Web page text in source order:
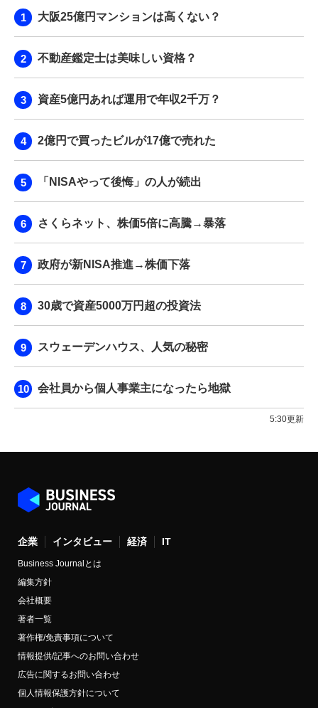
大阪25億円マンションは高くない？
不動産鑑定士は美味しい資格？
資産5億円あれば運用で年収2千万？
2億円で買ったビルが17億で売れた
「NISAやって後悔」の人が続出
さくらネット、株価5倍に高騰→暴落
政府が新NISA推進→株価下落
30歳で資産5000万円超の投資法
スウェーデンハウス、人気の秘密
会社員から個人事業主になったら地獄
5:30更新
企業 インタビュー 経済 IT
Business Journalとは
編集方針
会社概要
著者一覧
著作権/免責事項について
情報提供/記事へのお問い合わせ
広告に関するお問い合わせ
個人情報保護方針について